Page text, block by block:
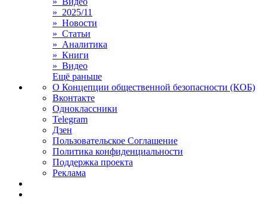
» 2025/11
» Новости
» Статьи
» Аналитика
» Книги
» Видео
Ещё раньше
О Концепции общественной безопасности (КОБ)
Вконтакте
Одноклассники
Telegram
Дзен
Пользовательское Соглашение
Политика конфиденциальности
Поддержка проекта
Реклама